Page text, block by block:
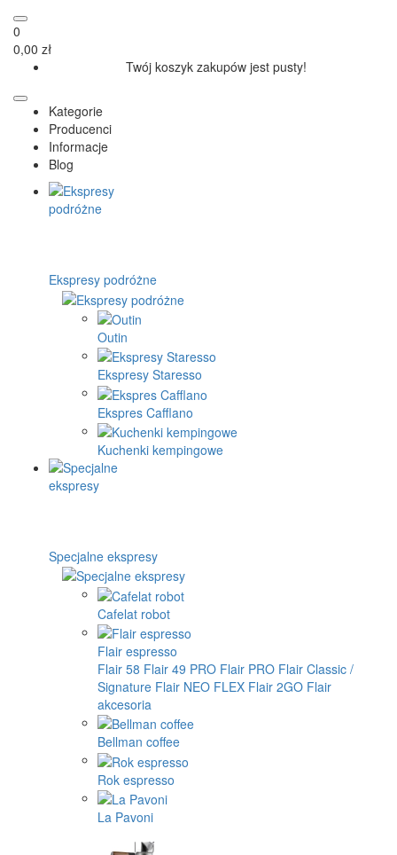
0
0,00 zł
Twój koszyk zakupów jest pusty!
Kategorie
Producenci
Informacje
Blog
Ekspresy podróżne
Outin
Ekspresy Staresso
Ekspres Cafflano
Kuchenki kempingowe
Specjalne ekspresy
Cafelat robot
Flair espresso
Flair 58 Flair 49 PRO Flair PRO Flair Classic /
Signature Flair NEO FLEX Flair 2GO Flair
akcesoria
Bellman coffee
Rok espresso
La Pavoni